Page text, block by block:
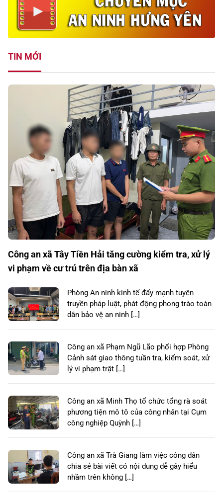
TIN MỚI
Công an xã Tây Tiền Hải tăng cường kiểm tra, xử lý
vi phạm về cư trú trên địa bàn xã
Phòng An ninh kinh tế đẩy mạnh tuyên
truyền pháp luật, phát động phong trào toàn
dân bảo vệ an ninh […]
Công an xã Phạm Ngũ Lão phối hợp Phòng
Cảnh sát giao thông tuần tra, kiểm soát, xử
lý vi phạm trật […]
Công an xã Minh Thọ tổ chức tổng rà soát
phương tiện mô tô của công nhân tại Cụm
công nghiệp Quỳnh […]
Công an xã Trà Giang làm việc công dân
chia sẻ bài viết có nội dung dễ gây hiểu
nhầm trên không […]